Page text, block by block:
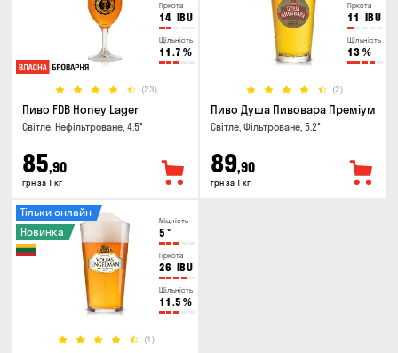
Гіркота
14 IBU
Щільність
11.7 %
(23)
Пиво FDB Honey Lager
Світле, Нефільтроване, 4.5°
85,90
грн за 1 кг
Гіркота
11 IBU
Щільність
13 %
(2)
Пиво Душа Пивовара Преміум
Світле, Фільтроване, 5.2°
89,90
грн за 1 кг
Міцність
5 °
Гіркота
26 IBU
Щільність
11.5 %
(1)
Тільки онлайн
Новинка